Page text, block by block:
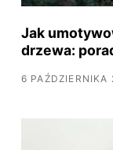
Jak
drzewa:
6 PAŹDZIERNIKA